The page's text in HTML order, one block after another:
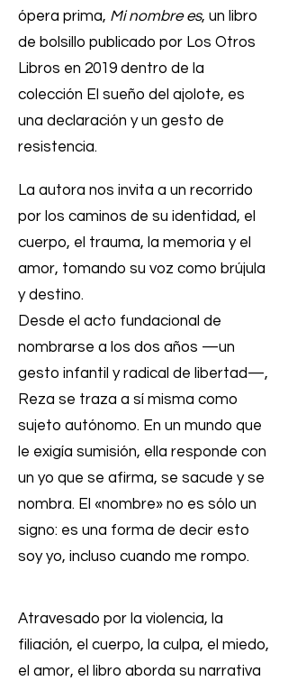
ópera prima, Mi nombre es, un libro
de bolsillo publicado por Los Otros
Libros en 2019 dentro de la
colección El sueño del ajolote, es
una declaración y un gesto de
resistencia.
La autora nos invita a un recorrido
por los caminos de su identidad, el
cuerpo, el trauma, la memoria y el
amor, tomando su voz como brújula
y destino.
Desde el acto fundacional de
nombrarse a los dos años —un
gesto infantil y radical de libertad—,
Reza se traza a sí misma como
sujeto autónomo. En un mundo que
le exigía sumisión, ella responde con
un yo que se afirma, se sacude y se
nombra. El «nombre» no es sólo un
signo: es una forma de decir esto
soy yo, incluso cuando me rompo.
Atravesado por la violencia, la
filiación, el cuerpo, la culpa, el miedo,
el amor, el libro aborda su narrativa